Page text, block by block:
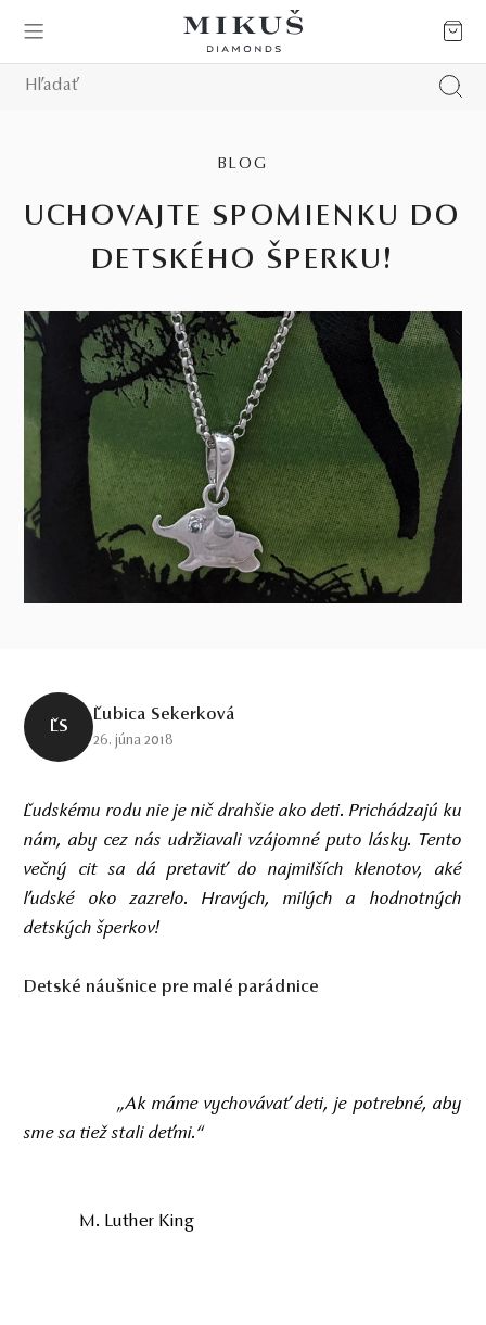
BLOG
UCHOVAJTE SPOMIENKU DO
DETSKÉHO ŠPERKU!
ĽS
Ľubica Sekerková
26. júna 2018
Ľudskému rodu nie je nič drahšie ako deti. Prichádzajú ku
nám, aby cez nás udržiavali vzájomné puto lásky. Tento
večný cit sa dá pretaviť do najmilších klenotov, aké
ľudské oko zazrelo. Hravých, milých a hodnotných
detských šperkov!
Detské náušnice pre malé parádnice
„Ak máme vychovávať deti, je potrebné, aby
sme sa tiež stali deťmi.“
M. Luther King